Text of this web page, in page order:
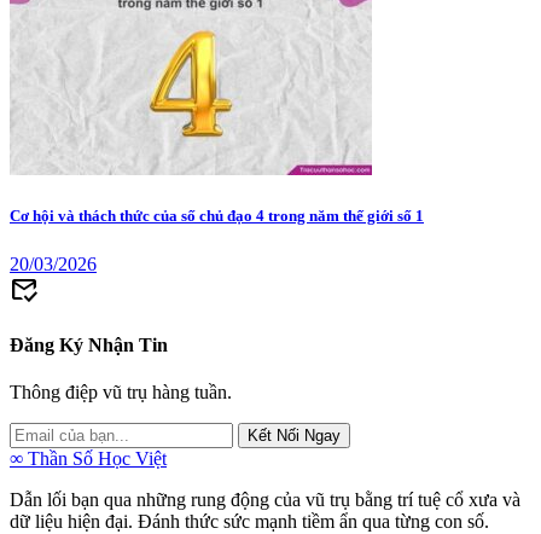
Cơ hội và thách thức của số chủ đạo 4 trong năm thế giới số 1
20/03/2026
mark_email_read
Đăng Ký Nhận Tin
Thông điệp vũ trụ hàng tuần.
Kết Nối Ngay
∞ Thần Số Học Việt
Dẫn lối bạn qua những rung động của vũ trụ bằng trí tuệ cổ xưa và
dữ liệu hiện đại. Đánh thức sức mạnh tiềm ẩn qua từng con số.